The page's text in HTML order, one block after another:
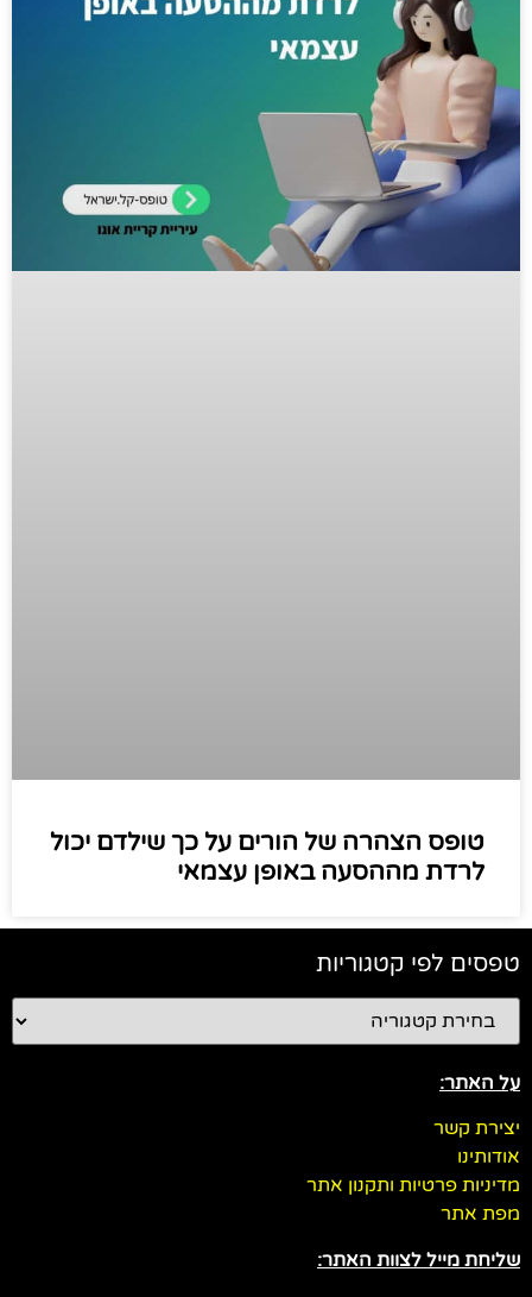
טופס הצהרה של הורים על כך שילדם יכול
לרדת מההסעה באופן עצמאי
טפסים לפי קטגוריות
על האתר:
יצירת קשר
אודותינו
מדיניות פרטיות ותקנון אתר
מפת אתר
שליחת מייל לצוות האתר: